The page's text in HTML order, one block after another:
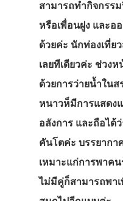
สามารถทำกิจกรร
หรือเพื่อนฝูง และอ
ด้วยค่ะ นักท่องเที่ย
เลยทีเดียวค่ะ ช่วง
ด้วยการว่ายน้ำใน
หนาวห็มีการแสดง
อลังการ และถือไ
คันโตค่ะ บรรยาก
เหมาะแก่การพาค
ไม่มีคู่ก็สามารถพา